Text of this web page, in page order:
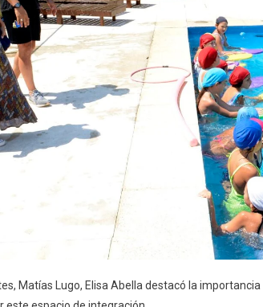
Matías Lugo, Elisa Abella destacó la